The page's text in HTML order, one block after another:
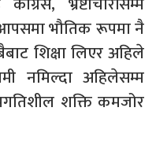
भौतिक रूपमा नै
शिक्षा लिएर अहिले
नमिल्दा अहिलेसम्म
शक्ति कमजोर